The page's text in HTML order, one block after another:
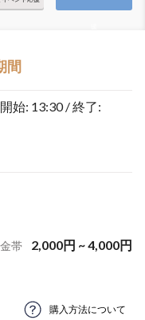
間
始: 13:30 / 終了:
帯 2,000円 ~4,000円
購入方法について